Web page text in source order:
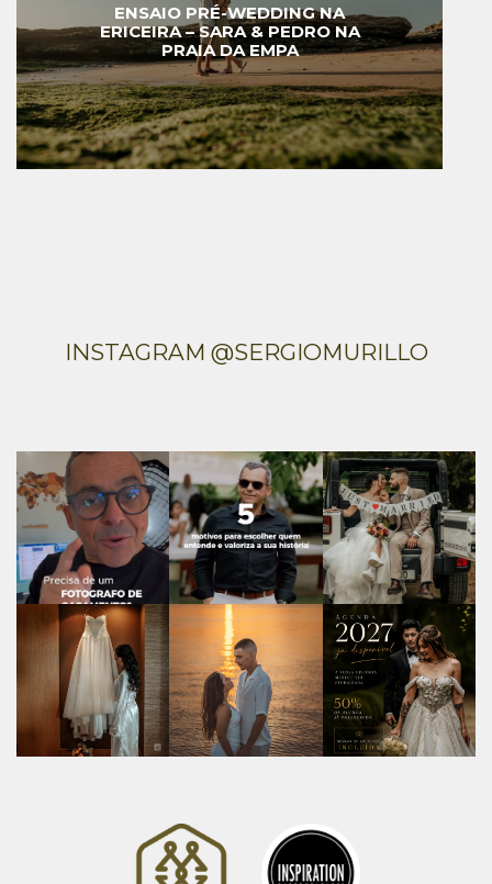
ENSAIO PRÉ-WEDDING NA
ERICEIRA – SARA & PEDRO NA
PRAIA DA EMPA
INSTAGRAM @SERGIOMURILLO